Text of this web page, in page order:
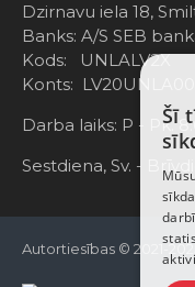
Dzirnavu iela 18,
Banks: A/S SEB
Kods: UNLALV2X
Konts:
Darba laiks: P - Pk.
Sestdiena, Sv. -
Autortiesības © 2021-
Šī